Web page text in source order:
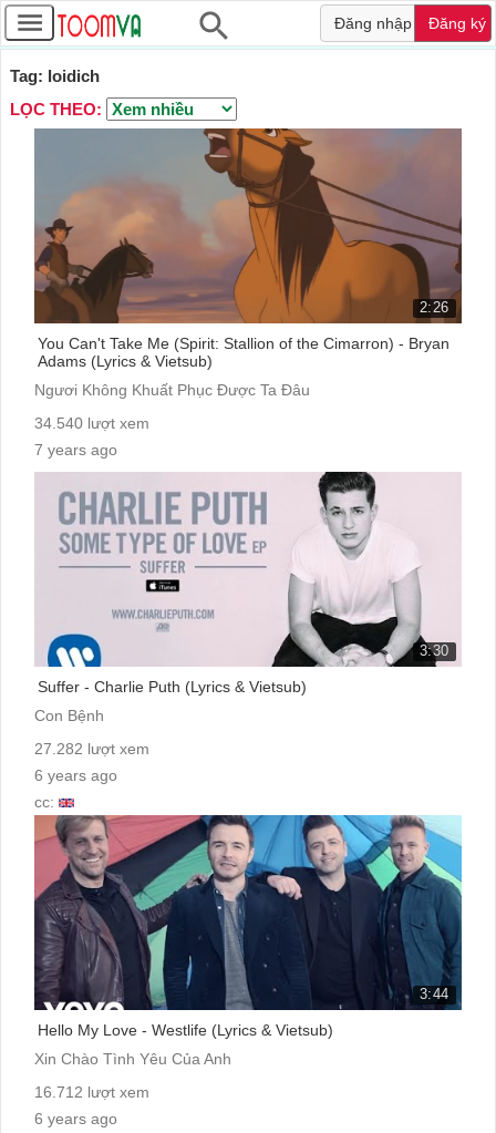
Đăng nhập Đăng ký
Tag: loidich
LỌC THEO:
2:26
You Can't Take Me (Spirit: Stallion of the Cimarron) - Bryan
Adams (Lyrics & Vietsub)
Ngươi Không Khuất Phục Được Ta Đâu
34.540 lượt xem
7 years ago
cc:
3:30
Suffer - Charlie Puth (Lyrics & Vietsub)
Con Bệnh
27.282 lượt xem
6 years ago
cc:
3:44
Hello My Love - Westlife (Lyrics & Vietsub)
Xin Chào Tình Yêu Của Anh
16.712 lượt xem
6 years ago